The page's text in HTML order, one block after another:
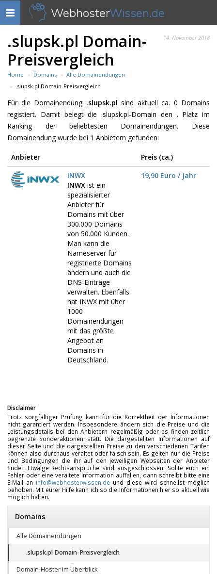
Navigation
anzeigen
WebhosterWissen.de
14. November 2018
.slupsk.pl Domain-
Preisvergleich
Home Domains
Alle Domainendungen
.slupsk.pl Domain-Preisvergleich
Für die Domainendung .slupsk.pl sind aktuell ca. 0 Domains
registiert. Damit belegt die .slupsk.pl-Domain den . Platz im
Ranking der beliebtesten Domainendungen. Diese
Domainendung wurde bei 1 Anbietern gefunden.
Anbieter
Preis (ca.)
INWX
INWX ist ein
spezialisierter
Anbieter für
Domains mit über
300.000 Domains
von 50.000 Kunden.
Man kann die
Nameserver für
registrierte Domains
ändern und auch die
DNS-Einträge
verwalten. Ebenfalls
hat INWX mit über
1000
Domainendungen
mit das größte
Angebot an
Domains in
Deutschland.
19,90 Euro / Jahr
Disclaimer
Trotz sorgfältiger Prüfung kann für die Korrektheit der Informationen
nicht garantiert werden. Insbesondere ändern sich die Preise und die
Leistungsdetails bei den Anbietern regelmäßig oder es finden zeitlich
begrenzte Sonderaktionen statt. Die dargestellten Informationen auf
dieser Seite und die dargestellten Preise zu den verschiedenen Tarifen
können also durchaus veraltet oder falsch sein. Es gelten nur die Preise
und Bedingungen die ihr auf den jeweiligen Webseiten der Anbieter
findet. Etwaige Rechtsansprüche sind ausgeschlossen. Sollte euch ein
Fehler oder eine veraltete Information auffallen, dann schreibt bitte eine
E-Mail an info@webhosterwissen.de und diese wird schnellst möglich
behoben. Mit eurer Hilfe kann ich so die Informationen hier so aktuell wie
möglich halten.
Domains
Alle Domainendungen
.slupsk.pl Domain-Preisvergleich
Domain-Hoster im Überblick